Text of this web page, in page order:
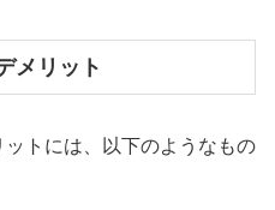
メリット
トには、以下のようなもの